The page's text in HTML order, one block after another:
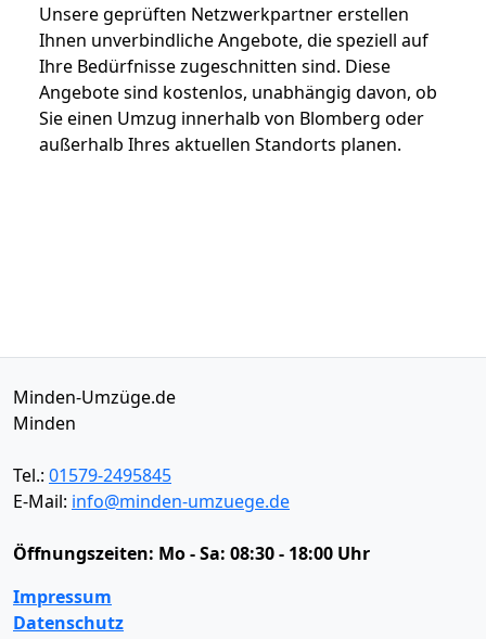
Unsere geprüften Netzwerkpartner erstellen
Ihnen unverbindliche Angebote, die speziell auf
Ihre Bedürfnisse zugeschnitten sind. Diese
Angebote sind kostenlos, unabhängig davon, ob
Sie einen Umzug innerhalb von Blomberg oder
außerhalb Ihres aktuellen Standorts planen.
Minden-Umzüge.de
Minden
Tel.: 01579-2495845
E-Mail: info@minden-umzuege.de
Öffnungszeiten: Mo - Sa: 08:30 - 18:00 Uhr
Impressum
Datenschutz